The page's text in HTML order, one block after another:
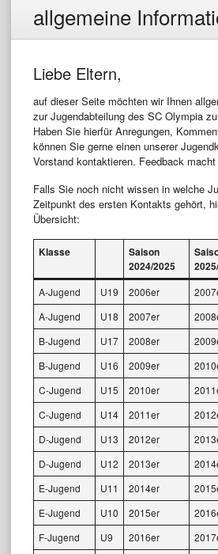
allgemeine
Liebe Eltern,
auf dieser Seite möchten wir Ihnen
zur Jugendabteilung des SC Olympia
Haben Sie hierfür Anregungen,
können Sie gerne einen unserer
Vorstand kontaktieren. Feedback
Falls Sie noch nicht wissen in welche
Zeitpunkt des ersten Kontakts gehört,
Übersicht:
Klasse
Saison
2024/2025
A-Jugend U19 2006er
A-Jugend
U18 2007er
B-Jugend
U17 2008er
B-Jugend
U16 2009er
C-Jugend
U15 2010er
C-Jugend
U14 2011er
D-Jugend
U13 2012er
D-Jugend
U12 2013er
E-Jugend
U11 2014er
E-Jugend
U10 2015er
F-Jugend
U9 2016er